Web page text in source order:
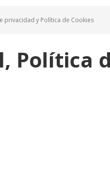
privacidad y Política de Cookies
Política